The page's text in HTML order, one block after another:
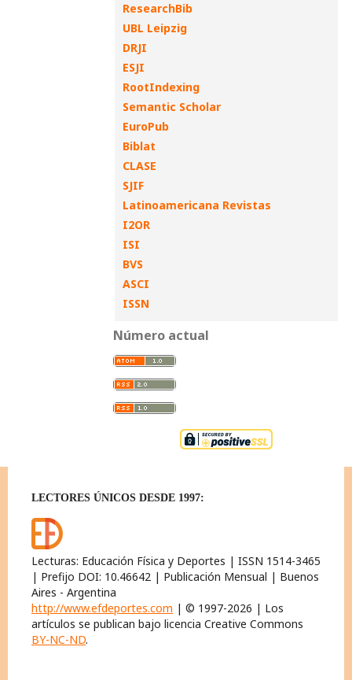
ResearchBib
UBL Leipzig
DRJI
ESJI
RootIndexing
Semantic Scholar
EuroPub
Biblat
CLASE
SJIF
Latinoamericana Revistas
I2OR
ISI
BVS
ASCI
ISSN
Número actual
LECTORES ÚNICOS DESDE 1997:
Lecturas: Educación Física y Deportes | ISSN 1514-3465
| Prefijo DOI: 10.46642 | Publicación Mensual | Buenos
Aires - Argentina
http://www.efdeportes.com | © 1997-2026 | Los
artículos se publican bajo licencia Creative Commons
BY-NC-ND.